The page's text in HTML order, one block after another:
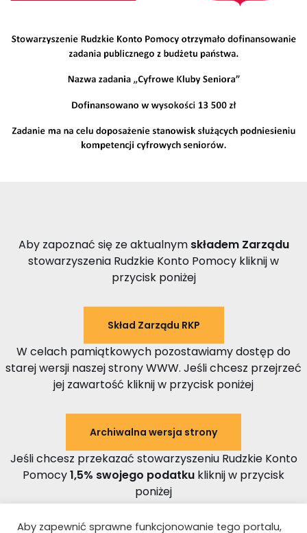
Aby zapoznać się ze aktualnym składem Zarządu
stowarzyszenia Rudzkie Konto Pomocy kliknij w
przycisk poniżej
Skład Zarządu RKP
W celach pamiątkowych pozostawiamy dostęp do
starej wersji naszej strony WWW. Jeśli chcesz przejrzeć
jej zawartość kliknij w przycisk poniżej
Archiwalna wersja strony
Jeśli chcesz przekazać stowarzyszeniu Rudzkie Konto
Pomocy1,5% swojego podatku kliknij w przycisk
poniżej
Aby zapewnić sprawne funkcjonowanie tego portalu,